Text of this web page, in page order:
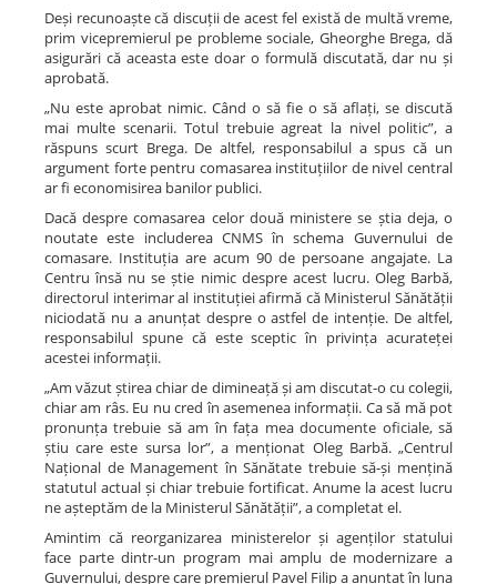
Deși recunoaște că discuții de acest fel există de multă vreme,
prim vicepremierul pe probleme sociale, Gheorghe Brega, dă
asigurări că aceasta este doar o formulă discutată, dar nu și
aprobată.
„Nu este aprobat nimic. Când o să fie o să aflați, se discută
mai multe scenarii. Totul trebuie agreat la nivel politic”, a
răspuns scurt Brega. De altfel, responsabilul a spus că un
argument forte pentru comasarea instituțiilor de nivel central
ar fi economisirea banilor publici.
Dacă despre comasarea celor două ministere se știa deja, o
noutate este includerea CNMS în schema Guvernului de
comasare. Instituția are acum 90 de persoane angajate. La
Centru însă nu se știe nimic despre acest lucru. Oleg Barbă,
directorul interimar al instituției afirmă că Ministerul Sănătății
niciodată nu a anunțat despre o astfel de intenție. De altfel,
responsabilul spune că este sceptic în privința acurateței
acestei informații.
„Am văzut știrea chiar de dimineață și am discutat-o cu colegii,
chiar am râs. Eu nu cred în asemenea informații. Ca să mă pot
pronunța trebuie să am în fața mea documente oficiale, să
știu care este sursa lor”, a menționat Oleg Barbă. „Centrul
Național de Management în Sănătate trebuie să-și mențină
statutul actual și chiar trebuie fortificat. Anume la acest lucru
ne așteptăm de la Ministerul Sănătății”, a completat el.
Amintim că reorganizarea ministerelor și agenților statului
face parte dintr-un program mai amplu de modernizare a
Guvernului, despre care premierul Pavel Filip a anunțat în luna